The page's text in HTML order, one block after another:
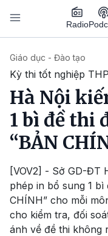
Nhảy đến nội dung
Radio
Giáo dục - Đào tạo
Kỳ thi tốt nghiệp
Hà Nội
1 bì đề thi
“BẢN
[VOV2] - Sở GD-ĐT
phép in bổ sung 1 bì
CHÍNH” cho mỗi
cho kiểm tra, đối
ánh về đề thi không